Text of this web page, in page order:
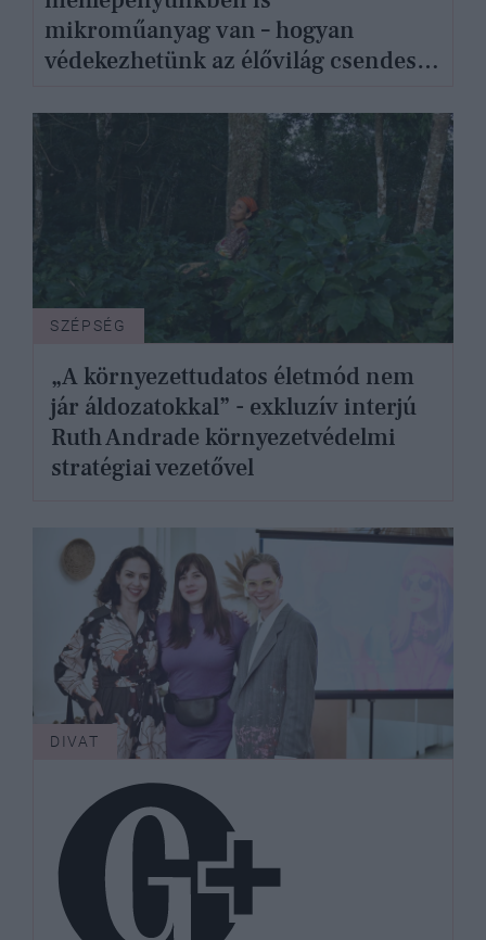
mikroműanyag van – hogyan
védekezhetünk az élővilág csendes
SZÉPSÉG
„A környezettudatos életmód nem
jár áldozatokkal” - exkluzív interjú
Ruth Andrade környezetvédelmi
stratégiai vezetővel
DIVAT